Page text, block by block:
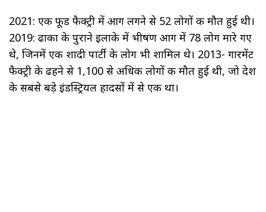
2021: एक फूड फैक्ट्री में आग लगने से 52 लोगों की मौत हुई थी।
2019: ढाका के पुराने इलाके में भीषण आग में 78 लोग मारे गए
थे, जिनमें एक शादी पार्टी के लोग भी शामिल थे। 2013- गारमेंट
फैक्ट्री के ढहने से 1,100 से अधिक लोगों की मौत हुई थी, जो देश
के सबसे बड़े इंडस्ट्रियल हादसों में से एक था।